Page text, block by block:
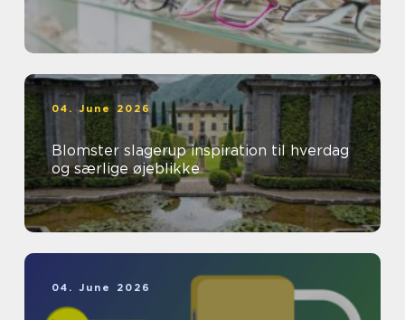
04. June 2026
Blomster slagerup inspiration til hverdag
og særlige øjeblikke
04. June 2026